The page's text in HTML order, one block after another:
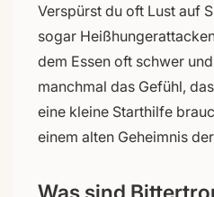
Verspürst du oft Lust auf
sogar
dem Essen oft schwer
manchmal das Gefühl,
eine kleine Starthilfe
einem alten Geheimnis